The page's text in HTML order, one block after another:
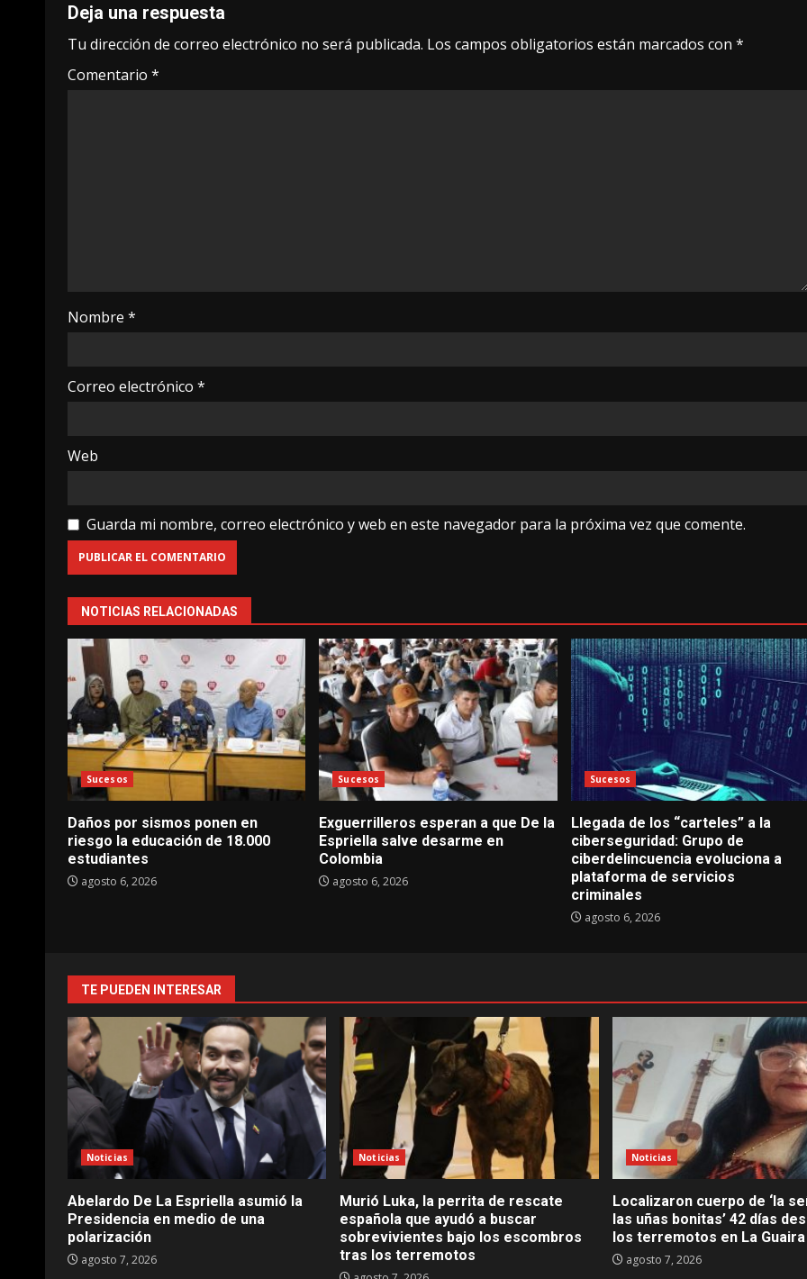
Deja una respuesta
Tu dirección de correo electrónico no será publicada. Los campos obligatorios están marcados con *
Comentario *
Nombre *
Correo electrónico *
Web
Guarda mi nombre, correo electrónico y web en este navegador para la próxima vez que comente.
NOTICIAS RELACIONADAS
Sucesos
Daños por sismos ponen en
riesgo la educación de 18.000
estudiantes
agosto 6, 2026
Sucesos
Exguerrilleros esperan a que De la
Espriella salve desarme en
Colombia
agosto 6, 2026
Sucesos
Llegada de los “carteles” a la
ciberseguridad: Grupo de
ciberdelincuencia evoluciona a
plataforma de servicios
criminales
agosto 6, 2026
TE PUEDEN INTERESAR
Noticias
Abelardo De La Espriella asumió la
Presidencia en medio de una
polarización
agosto 7, 2026
Noticias
Murió Luka, la perrita de rescate
española que ayudó a buscar
sobrevivientes bajo los escombros
tras los terremotos
Noticias
Localizaron cuerpo de ‘la
las uñas bonitas’ 42 días
los terremotos en La Guaira
agosto 7, 2026